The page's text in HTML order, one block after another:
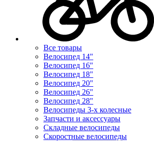
Все товары
Велосипед 14"
Велосипед 16"
Велосипед 18"
Велосипед 20"
Велосипед 26"
Велосипед 28"
Велосипеды 3-х колесные
Запчасти и аксессуары
Складные велосипеды
Скоростные велосипеды